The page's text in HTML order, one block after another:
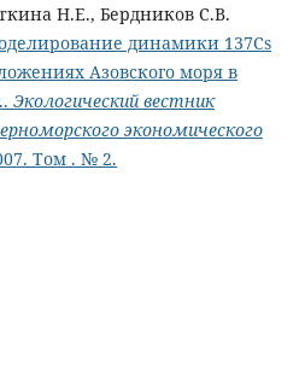
Н.Е., Бердников С.В.
динамики 137Cs
Азовского моря в
Экологический вестник
экономического
Том . № 2.